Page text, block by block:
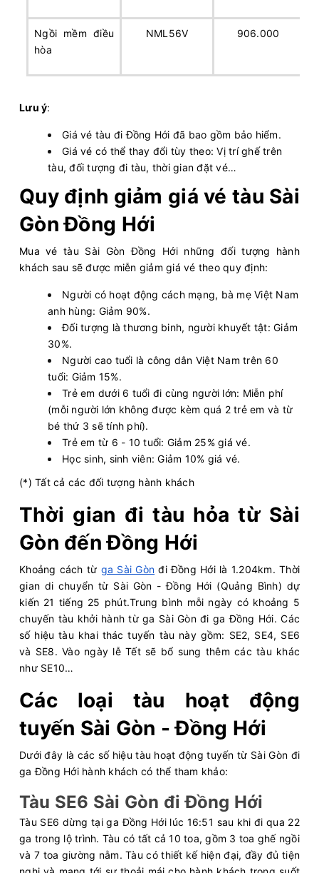
Ngồi mềm điều
hòa
NML56V 906.000
Lưu ý:
Giá vé tàu đi Đồng Hới đã bao gồm bảo hiểm.
Giá vé có thể thay đổi tùy theo: Vị trí ghế trên
tàu, đối tượng đi tàu, thời gian đặt vé…
Quy định giảm giá vé tàu Sài
Gòn Đồng Hới
Mua vé tàu Sài Gòn Đồng Hới những đối tượng hành
khách sau sẽ được miễn giảm giá vé theo quy định:
Người có hoạt động cách mạng, bà mẹ Việt Nam
anh hùng: Giảm 90%.
Đối tượng là thương binh, người khuyết tật: Giảm
30%.
Người cao tuổi là công dân Việt Nam trên 60
tuổi: Giảm 15%.
Trẻ em dưới 6 tuổi đi cùng người lớn: Miễn phí
(mỗi người lớn không được kèm quá 2 trẻ em và từ
bé thứ 3 sẽ tính phí).
Trẻ em từ 6 - 10 tuổi: Giảm 25% giá vé.
Học sinh, sinh viên: Giảm 10% giá vé.
(*) Tất cả các đối tượng hành khách
Thời gian đi tàu hỏa từ Sài
Gòn đến Đồng Hới
Khoảng cách từ ga Sài Gòn đi Đồng Hới là 1.204km. Thời
gian di chuyển từ Sài Gòn - Đồng Hới (Quảng Bình) dự
kiến 21 tiếng 25 phút.Trung bình mỗi ngày có khoảng 5
chuyến tàu khởi hành từ ga Sài Gòn đi ga Đồng Hới. Các
số hiệu tàu khai thác tuyến tàu này gồm: SE2, SE4, SE6
và SE8. Vào ngày lễ Tết sẽ bổ sung thêm các tàu khác
như SE10…
Các loại tàu hoạt động
tuyến Sài Gòn - Đồng Hới
Dưới đây là các số hiệu tàu hoạt động tuyến từ Sài Gòn đi
ga Đồng Hới hành khách có thể tham khảo:
Tàu SE6 Sài Gòn đi Đồng Hới
Tàu SE6 dừng tại ga Đồng Hới lúc 16:51 sau khi đi qua 22
ga trong lộ trình. Tàu có tất cả 10 toa, gồm 3 toa ghế ngồi
và 7 toa giường nằm. Tàu có thiết kế hiện đại, đầy đủ tiện